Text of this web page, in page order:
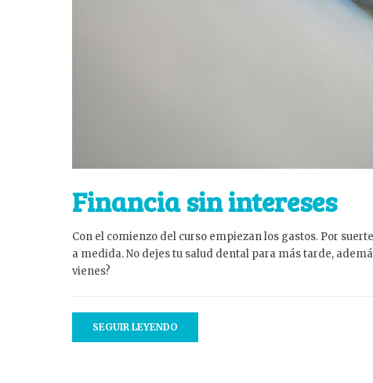
Financia sin intereses
Con el comienzo del curso empiezan los gastos. Por
a medida. No dejes tu salud dental para más tarde,
vienes?
SEGUIR LEYENDO